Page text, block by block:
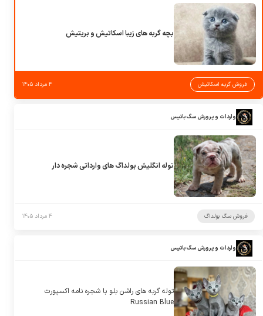
بچه گربه های زیبا اسکاتیش و بریتیش
فروش گربه اسکاتیش ۴ مرداد ۱۴۰۵
واردات و پرورش سگ باتیس
توله انگلیش بولداگ های وارداتی شجره دار
فروش سگ بولداگ ۴ مرداد ۱۴۰۵
واردات و پرورش سگ باتیس
توله گربه های راشن بلو با شجره نامه اکسپورت
Russian Blue